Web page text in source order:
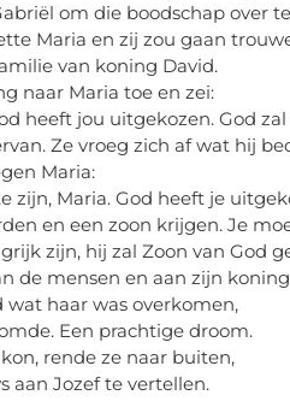
om die boodschap over
Maria en zij zou gaan
van koning David.
naar Maria toe en zei:
heeft jou uitgekozen. God zal
Ze vroeg zich af wat hij
Maria:
zijn, Maria. God heeft je
en een zoon krijgen. Je
zijn, hij zal Zoon van God
de mensen en aan zijn
wat haar was overkomen,
Een prachtige droom.
rende ze naar buiten,
aan Jozef te vertellen.